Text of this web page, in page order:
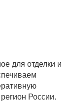
для отделки и
России.